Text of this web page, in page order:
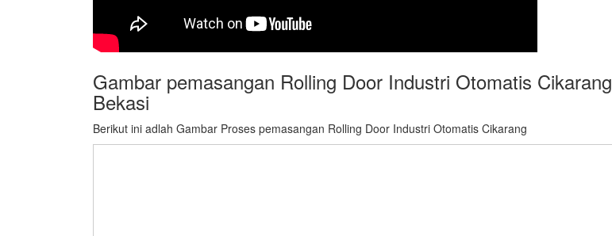
Gambar pemasangan Rolling Door Industri Otomatis Cikarang
Bekasi
Berikut ini adlah Gambar Proses pemasangan Rolling Door Industri Otomatis Cikarang